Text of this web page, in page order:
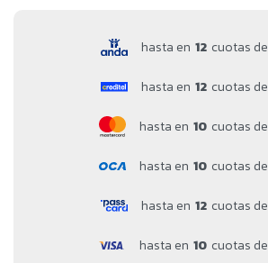
hasta en 12 cuotas de
hasta en 12 cuotas de
hasta en 10 cuotas de
hasta en 10 cuotas de
hasta en 12 cuotas de
hasta en 10 cuotas de